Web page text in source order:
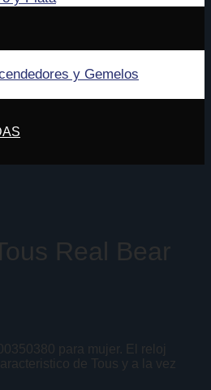
y Gemelos
Real Bear
para mujer. El reloj
de Tous y a la vez